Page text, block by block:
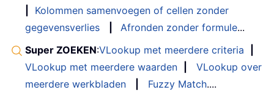
Kolommen samenvoegen of cellen zonder
gegevensverlies
Afronden zonder formule...
Super ZOEKEN:VLookup met meerdere criteria
VLookup met meerdere waarden
VLookup over
meerdere werkbladen
Fuzzy Match....